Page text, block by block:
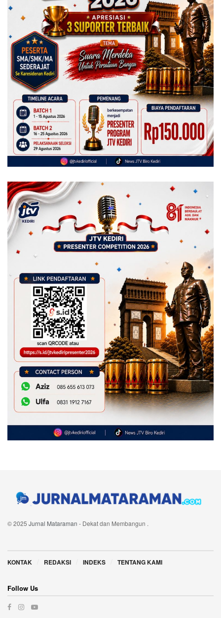
© 2025 Jurnal Mataraman - Dekat dan Membangun .
KONTAK REDAKSI INDEKS TENTANG KAMI
Follow Us